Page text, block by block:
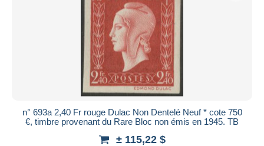
Zahlungsmethoden
PayPal
Banküberweisung
Mastercard
Bancontact
Maestro
Gesamte Auswahl aufheben
n° 693a 2,40 Fr rouge Dulac Non Dentelé Neuf * cote 750
€, timbre provenant du Rare Bloc non émis en 1945. TB
± 115,22 $